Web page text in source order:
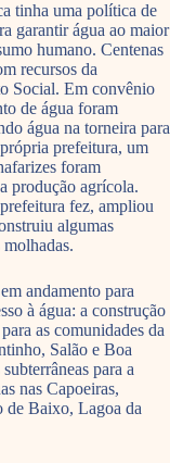
tinha uma política de
garantir água ao maior
humano. Centenas
recursos da
Social. Em convênio
de água foram
água na torneira para
prefeitura, um
foram
produção agrícola.
fez, ampliou
algumas
molhadas.
andamento para
à água: a construção
as comunidades da
Salão e Boa
para a
nas Capoeiras,
de Baixo, Lagoa da